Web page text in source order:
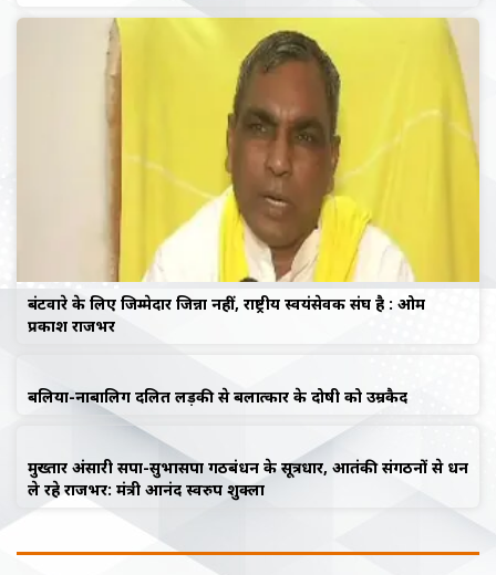
बंटवारे के लिए जिम्मेदार जिन्ना नहीं, राष्ट्रीय स्वयंसेवक संघ है : ओम
प्रकाश राजभर
बलिया-नाबालिग दलित लड़की से बलात्कार के दोषी को उम्रकैद
मुख्तार अंसारी सपा-सुभासपा गठबंधन के सूत्रधार, आतंकी संगठनों से धन
ले रहे राजभर: मंत्री आनंद स्वरुप शुक्ला